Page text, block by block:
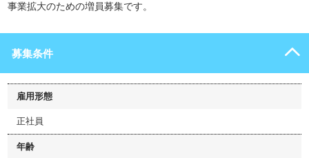
事業拡大のための増員募集です。
募集条件
雇用形態
正社員
年齢